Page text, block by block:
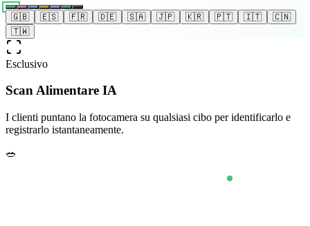
🇬🇧 🇪🇸 🇫🇷 🇩🇪 🇸🇦 🇯🇵 🇰🇷 🇵🇹 🇮🇹
🇨🇳
🇹🇼
Esclusivo
Scan Alimentare IA
I clienti puntano la fotocamera su qualsiasi cibo per identificarlo e
registrarlo istantaneamente.
🥗